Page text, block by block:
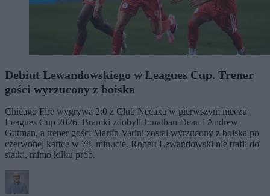
Debiut Lewandowskiego w Leagues Cup. Trener
gości wyrzucony z boiska
Chicago Fire wygrywa 2:0 z Club Necaxa w pierwszym meczu
Leagues Cup 2026. Bramki zdobyli Jonathan Dean i Andrew
Gutman, a trener gości Martín Varini został wyrzucony z boiska po
czerwonej kartce w 78. minucie. Robert Lewandowski nie trafił do
siatki, mimo kilku prób.